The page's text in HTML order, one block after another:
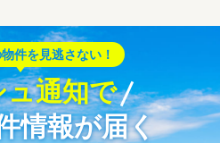
件を見逃さない！
通知で
情報が届く